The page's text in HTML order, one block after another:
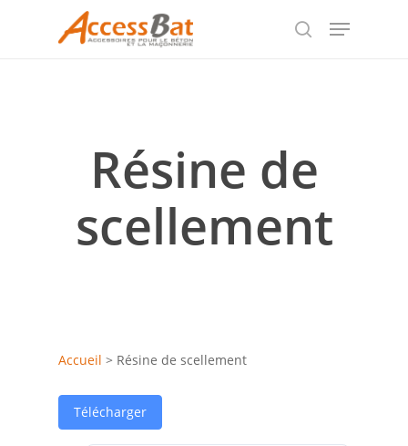
search
Menu
Résine de
scellement
Accueil > Résine de scellement
Télécharger